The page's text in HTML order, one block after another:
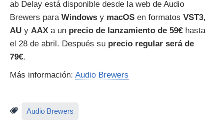
ab Delay está disponible desde la web de Audio
Brewers para Windows y macOS en formatos VST3,
AU y AAX a un precio de lanzamiento de 59€ hasta
el 28 de abril. Después su precio regular será de
79€.
Más información: Audio Brewers
Audio Brewers